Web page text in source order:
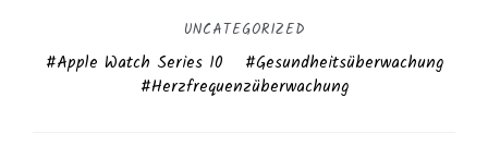
UNCATEGORIZED
Apple Watch Series 10
Gesundheitsüberwachung
Herzfrequenzüberwachung